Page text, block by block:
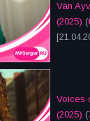
Van
(2025) (
Voices
(2025) (